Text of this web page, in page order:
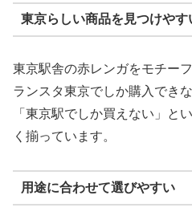
東京らしい商品を見つけやす
東京駅舎の赤レンガをモチー
ランスタ東京でしか購入でき
「東京駅でしか買えない」と
く揃っています。
用途に合わせて選びやすい